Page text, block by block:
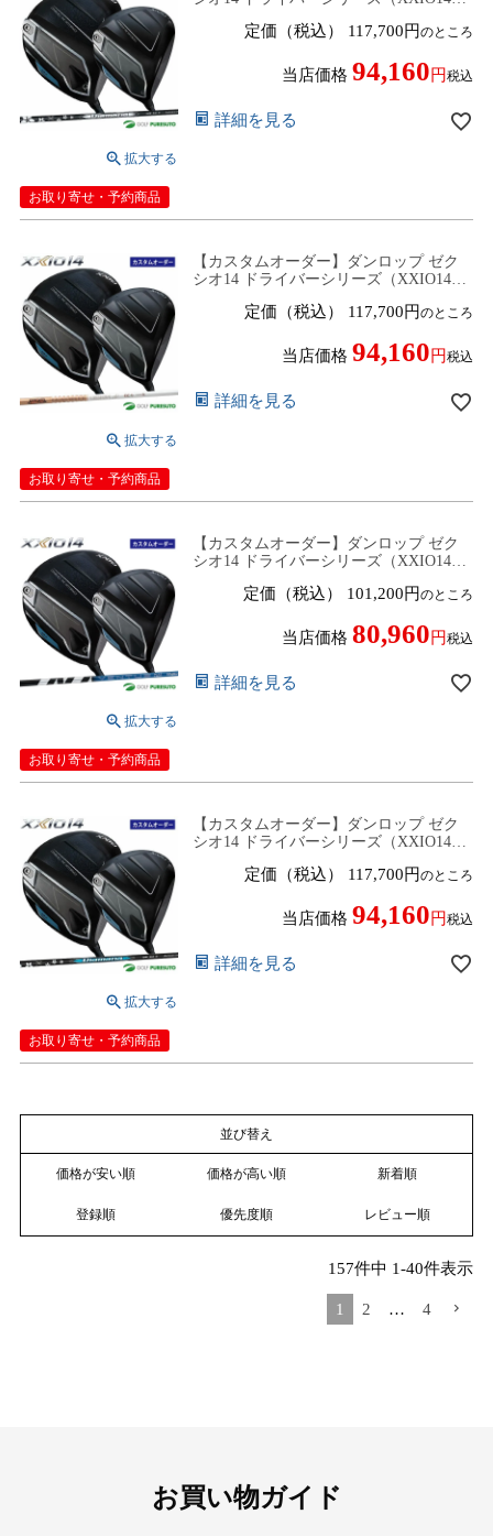
ト 2024年モデル［DUNLOP］【■DC■】
定価（税込） 117,700 のところ
当店価格 94,160 税込
詳細を見る
お取り寄せ・予約商品
【カスタムオーダー】ダンロップ ゼク
シオ14 ドライバーシリーズ（XXIO14／
フト 2024年モデル［DUNLOP］
定価（税込） 117,700 のところ
当店価格 94,160 税込
詳細を見る
お取り寄せ・予約商品
【カスタムオーダー】ダンロップ ゼク
シオ14 ドライバーシリーズ（XXIO14／
フト 2024年モデル［DUNLOP］
定価（税込） 101,200 のところ
当店価格 80,960 税込
詳細を見る
お取り寄せ・予約商品
【カスタムオーダー】ダンロップ ゼク
シオ14 ドライバーシリーズ（XXIO14／
ト 2024年モデル［DUNLOP］【■DC■】
定価（税込） 117,700 のところ
当店価格 94,160 税込
詳細を見る
お取り寄せ・予約商品
並び替え
価格が安い順 価格が高い順 新着順
登録順 優先度順 レビュー順
157件中 1-40件表示
1 2 … 4
お買い物ガイド